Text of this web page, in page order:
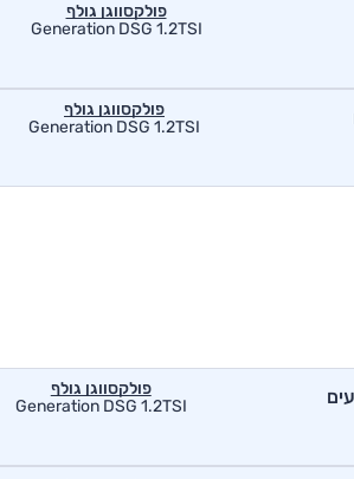
פולקסווגן גולף
Generation DSG 1.2TSI
פולקסווגן גולף
Generation DSG 1.2TSI
פולקסווגן גולף
Generation DSG 1.2TSI